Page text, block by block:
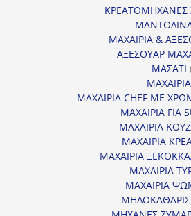
ΚΡΕΑΤΟΜΗΧΑΝΕΣ
ΜΑΧΑΙΡΙΑ &
ΑΞΕΣΟΥΑΡ
ΜΑΣΑΤΙ
ΜΑΧΑΙΡΙΑ
ΜΑΧΑΙΡΙΑ CHEF ΜΕ
ΜΑΧΑΙΡΙΑ ΓΙΑ
ΜΑΧΑΙΡΙΑ
ΜΑΧΑΙΡΙΑ
ΜΑΧΑΙΡΙΑ
ΜΑΧΑΙΡΙΑ
ΜΑΧΑΙΡΙΑ